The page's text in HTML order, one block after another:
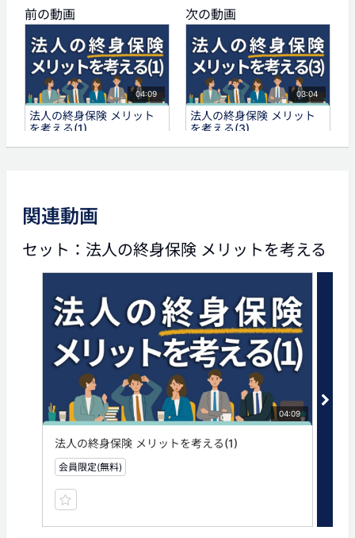
前の動画
04:09
法人の終身保険 メリット
を考える(1)
次の動画
03:04
法人の終身保険 メリット
を考える(3)
関連動画
セット：法人の終身保険 メリットを考える
04:09
法人の終身保険 メリットを考える(1)
会員限定(無料)